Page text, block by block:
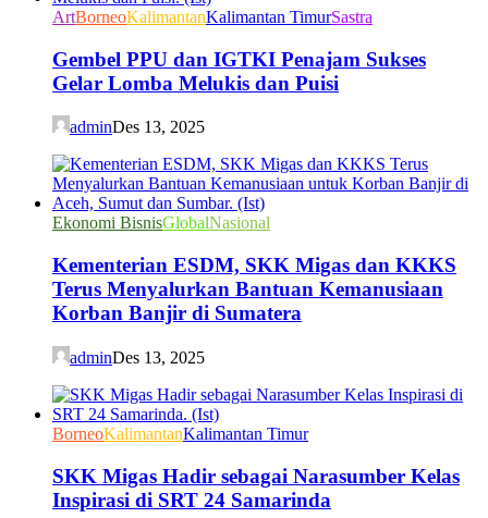
ArtBorneoKalimantanKalimantan TimurSastra
Gembel PPU dan IGTKI Penajam Sukses
Gelar Lomba Melukis dan Puisi
adminDes 13, 2025
Ekonomi BisnisGlobalNasional
Kementerian ESDM, SKK Migas dan KKKS
Terus Menyalurkan Bantuan Kemanusiaan
Korban Banjir di Sumatera
adminDes 13, 2025
BorneoKalimantanKalimantan Timur
SKK Migas Hadir sebagai Narasumber Kelas
Inspirasi di SRT 24 Samarinda